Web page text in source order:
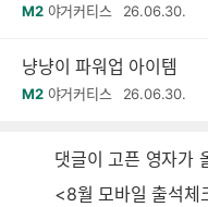
M2 야거커티스 26.06.30.
냥냥이 파워업 아이템
M2 야거커티스 26.06.30.
댓글이 고픈 영자가
<8월 모바일 출석체